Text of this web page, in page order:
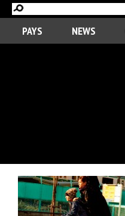
PAYS NEWS